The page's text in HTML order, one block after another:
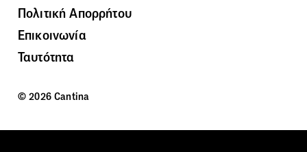
Πολιτική Απορρήτου
Επικοινωνία
Ταυτότητα
© 2026 Cantina